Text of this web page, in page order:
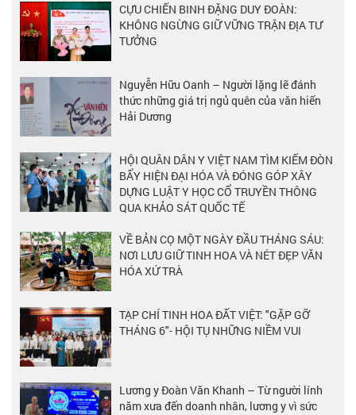
CỰU CHIẾN BINH ĐẶNG DUY ĐOÀN:
KHÔNG NGỪNG GIỮ VỮNG TRẬN ĐỊA TƯ
TƯỞNG
Nguyễn Hữu Oanh – Người lặng lẽ đánh
thức những giá trị ngủ quên của văn hiến
Hải Dương
HỘI QUÂN DÂN Y VIỆT NAM TÌM KIẾM ĐÒN
BẨY HIỆN ĐẠI HÓA VÀ ĐÓNG GÓP XÂY
DỰNG LUẬT Y HỌC CỔ TRUYỀN THÔNG
QUA KHẢO SÁT QUỐC TẾ
VỀ BẢN CỌ MỘT NGÀY ĐẦU THÁNG SÁU:
NƠI LƯU GIỮ TINH HOA VÀ NÉT ĐẸP VĂN
HÓA XỨ TRÀ
TẠP CHÍ TINH HOA ĐẤT VIỆT: "GẶP GỠ
THÁNG 6"- HỘI TỤ NHỮNG NIỀM VUI
Lương y Đoàn Văn Khanh – Từ người lính
năm xưa đến doanh nhân, lương y vì sức